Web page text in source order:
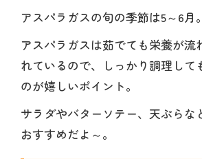
アスパラガスの旬の季節は5～6月。
アスパラガスは茹でても栄養が流
れているので、しっかり調理して
のが嬉しいポイント。
サラダやバターソテー、天ぷらな
おすすめだよ～。